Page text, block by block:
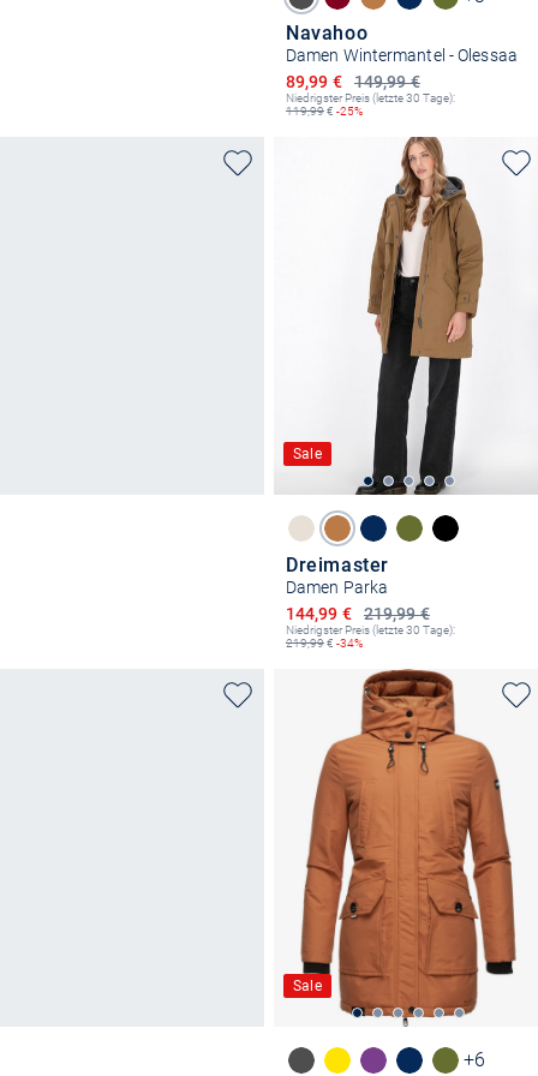
Navahoo
Damen Wintermantel - Olessaa
149,99 €
Ermäßigter Preis
89,99 €
Niedrigster Preis (letzte 30 Tage):
119,99€ -25%
Sale
Dreimaster
Damen Parka
219,99 €
Ermäßigter Preis
144,99 €
Niedrigster Preis (letzte 30 Tage):
219,99€ -34%
Sale
+6